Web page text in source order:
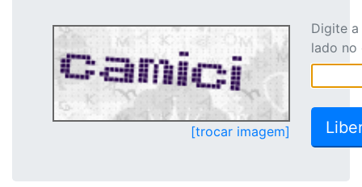
[trocar imagem]
Digite
lado no